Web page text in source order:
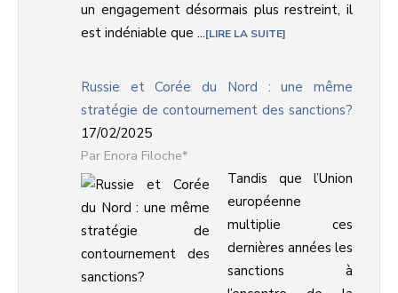
un engagement désormais plus restreint, il
est indéniable que ... LIRE LA SUITE
Russie et Corée du Nord : une même
stratégie de contournement des sanctions?
17/02/2025
Enora Filoche*
Tandis que l’Union
européenne
multiplie ces
dernières années les
sanctions à